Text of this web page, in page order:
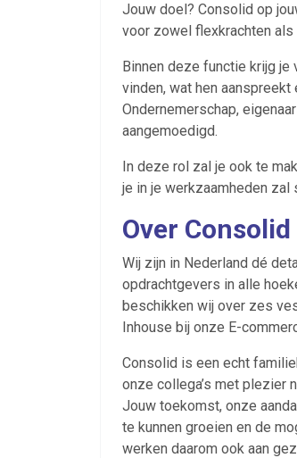
Jouw doel? Consolid op
voor zowel flexkrachten als
Binnen deze functie krijg je
vinden, wat hen
Ondernemerschap,
aangemoedigd.
In deze rol zal je ook te
je in je werkzaamheden zal
Over Consolid
Wij zijn in Nederland dé
opdrachtgevers in alle
beschikken wij over zes
Inhouse bij onze E-
Consolid is een echt
onze collega’s met plezier
Jouw toekomst, onze
te kunnen groeien en de
werken daarom ook aan
Ontvang